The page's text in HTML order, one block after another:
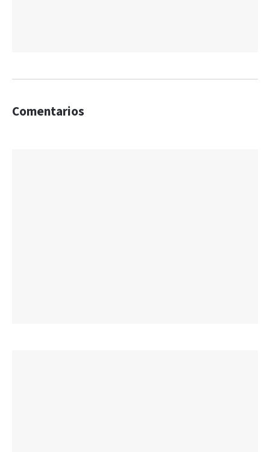
Comentarios